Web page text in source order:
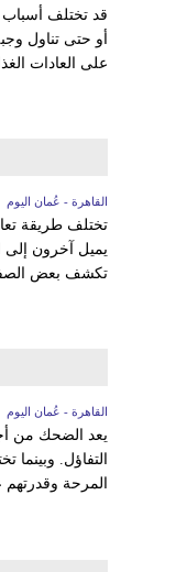
قد تختلف أسباب
أو حتى تناول
على العادات
القاهرة - عُمان اليوم
تختلف طريقة
يميل آخرون إلى
تكشف بعض
القاهرة - عُمان اليوم
يعد الضحك من
التفاؤل.
المرحة